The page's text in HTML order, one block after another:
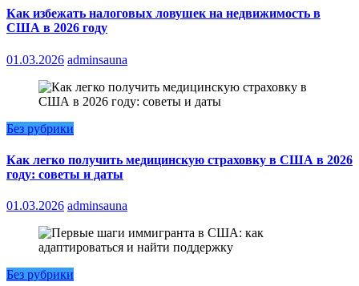
Как избежать налоговых ловушек на недвижимость в
США в 2026 году
01.03.2026 adminsauna
Без рубрики
Как легко получить медицинскую страховку в США в 2026
году: советы и даты
01.03.2026 adminsauna
Без рубрики